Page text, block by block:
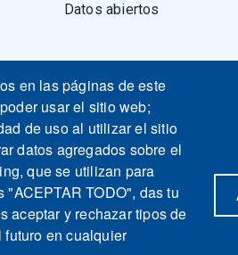
Datos abiertos
en las páginas de este
usar el sitio web;
de uso al utilizar el sitio
datos agregados sobre el
que se utilizan para
TODO", das tu
aceptar y rechazar tipos de
en cualquier